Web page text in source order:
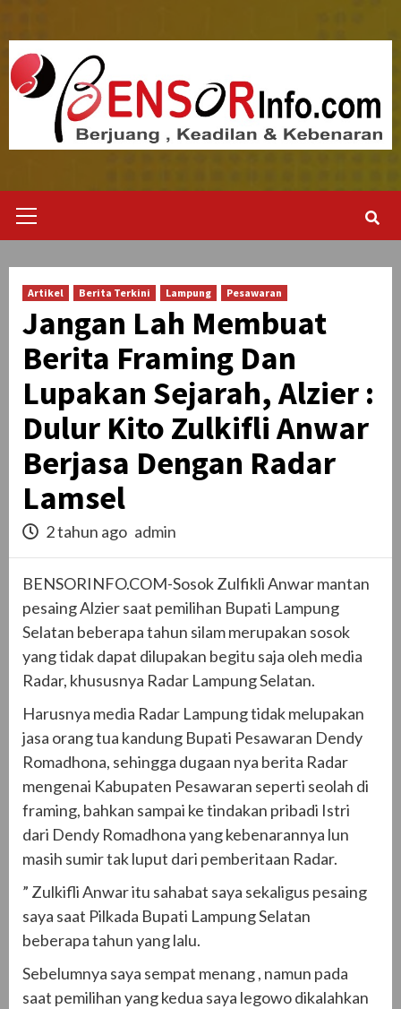
content
Menu
Artikel Berita Terkini Lampung Pesawaran
Jangan Lah Membuat
Berita Framing Dan
Lupakan Sejarah, Alzier :
Dulur Kito Zulkifli Anwar
Berjasa Dengan Radar
Lamsel
2 tahun ago admin
BENSORINFO.COM-Sosok Zulfikli Anwar mantan
pesaing Alzier saat pemilihan Bupati Lampung
Selatan beberapa tahun silam merupakan sosok
yang tidak dapat dilupakan begitu saja oleh media
Radar, khususnya Radar Lampung Selatan.
Harusnya media Radar Lampung tidak melupakan
jasa orang tua kandung Bupati Pesawaran Dendy
Romadhona, sehingga dugaan nya berita Radar
mengenai Kabupaten Pesawaran seperti seolah di
framing, bahkan sampai ke tindakan pribadi Istri
dari Dendy Romadhona yang kebenarannya lun
masih sumir tak luput dari pemberitaan Radar.
” Zulkifli Anwar itu sahabat saya sekaligus pesaing
saya saat Pilkada Bupati Lampung Selatan
beberapa tahun yang lalu.
Sebelumnya saya sempat menang , namun pada
saat pemilihan yang kedua saya legowo dikalahkan